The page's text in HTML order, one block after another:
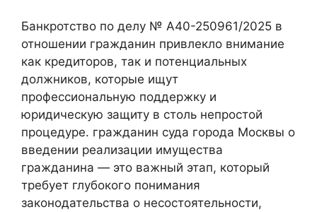
Банкротство по делу № А40-250961/2025 в
отношении гражданин привлекло внимание
как кредиторов, так и потенциальных
должников, которые ищут
профессиональную поддержку и
юридическую защиту в столь непростой
процедуре. гражданин суда города Москвы о
введении реализации имущества
гражданина — это важный этап, который
требует глубокого понимания
законодательства о несостоятельности,